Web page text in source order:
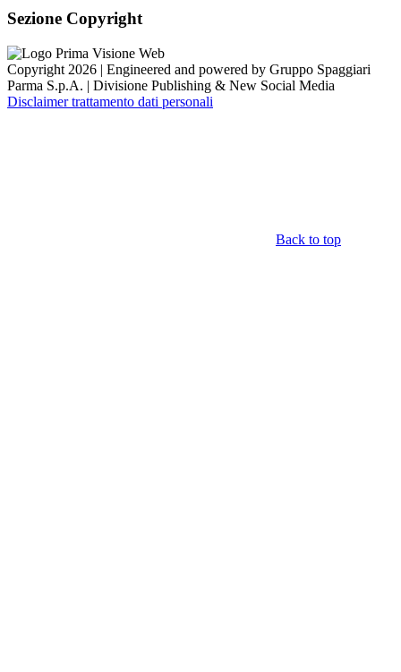
Sezione Copyright
Copyright 2026 | Engineered and powered by Gruppo Spaggiari
Parma S.p.A. | Divisione Publishing & New Social Media
Disclaimer trattamento dati personali
Back to top